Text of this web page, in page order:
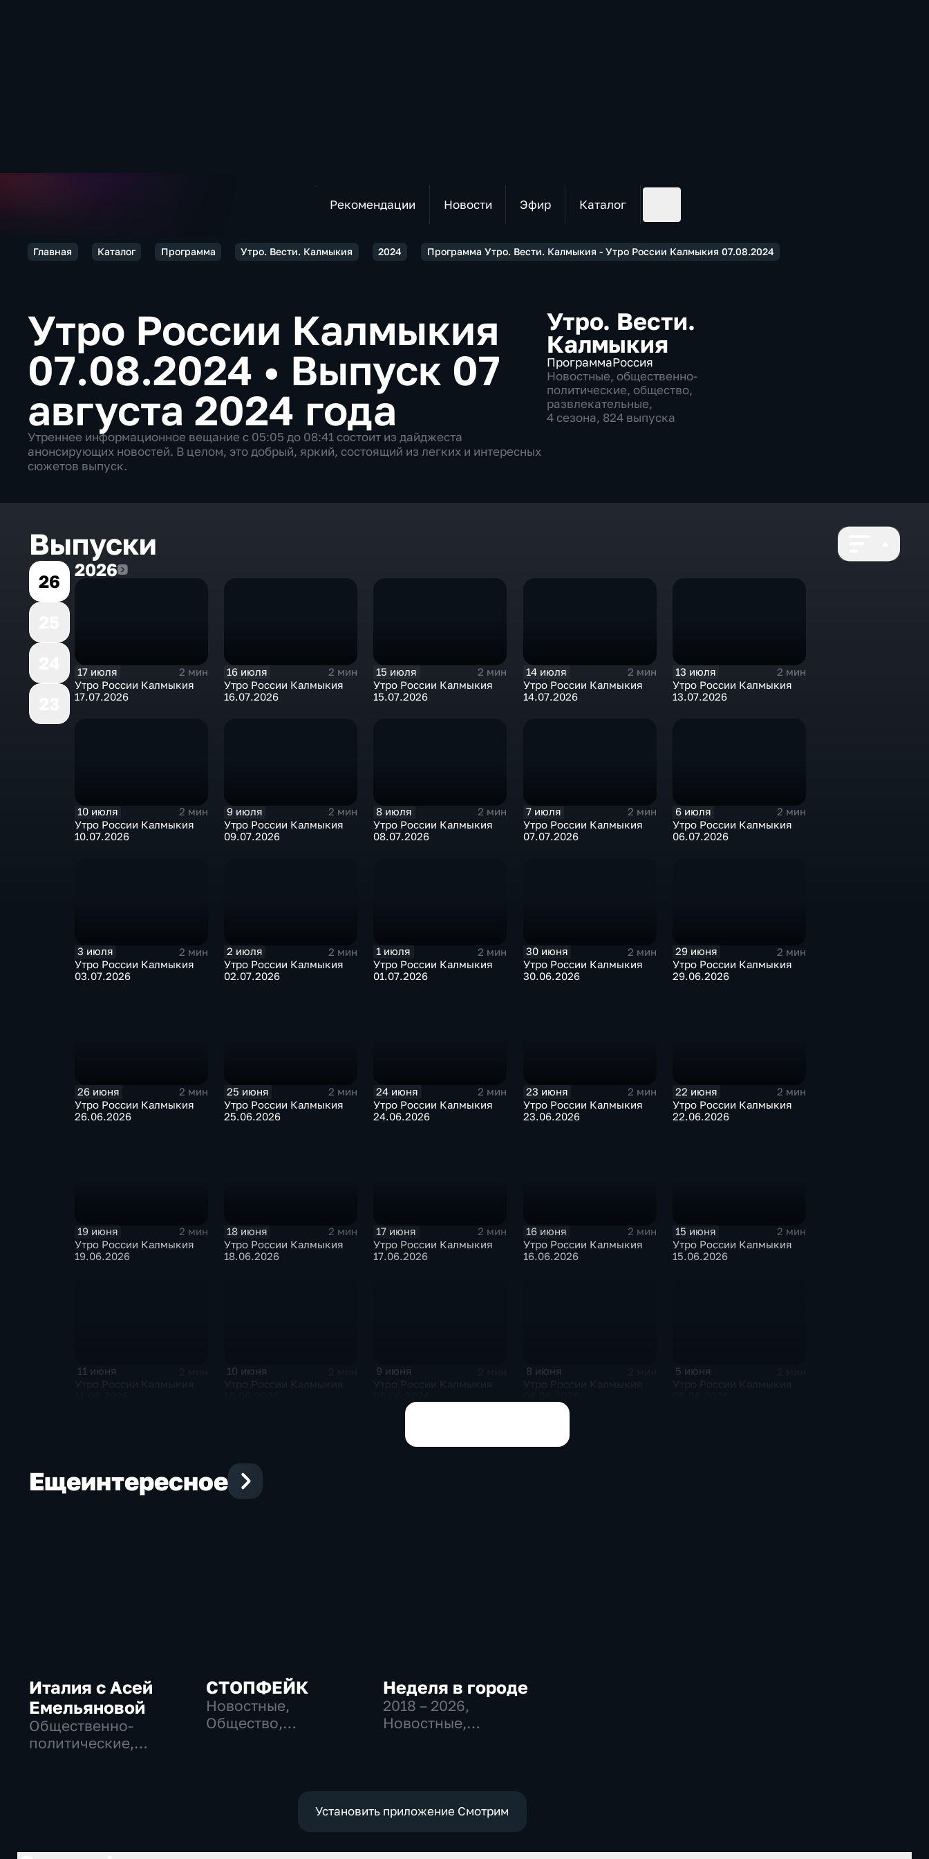
Рекомендации Новости Эфир Каталог
Главная Каталог Программа Утро. Вести. Калмыкия 2024 Программа Утро. Вести. Калмыкия - Утро России Калмыкия 07.08.2024
Утро России Калмыкия
07.08.2024 • Выпуск 07
августа 2024 года
Утреннее информационное вещание c 05:05 до 08:41 состоит из дайджеста
анонсирующих новостей. В целом, это добрый, яркий, состоящий из легких и интересных
сюжетов выпуск.
Утро. Вести.
Калмыкия
ПрограммаРоссия
Новостные, общественно-
политические, общество,
развлекательные,
4 сезона, 824 выпуска
Выпуски
26
20262026
17 июля
2 мин
Утро России Калмыкия
17.07.2026
16 июля
2 мин
Утро России Калмыкия
16.07.2026
15 июля
2 мин
Утро России Калмыкия
15.07.2026
14 июля
2 мин
Утро России Калмыкия
14.07.2026
13 июля
2 мин
Утро России Калмыкия
13.07.2026
10 июля
2 мин
Утро России Калмыкия
10.07.2026
9 июля
2 мин
Утро России Калмыкия
09.07.2026
8 июля
2 мин
Утро России Калмыкия
08.07.2026
7 июля
2 мин
Утро России Калмыкия
07.07.2026
6 июля
2 мин
Утро России Калмыкия
06.07.2026
3 июля
2 мин
Утро России Калмыкия
03.07.2026
2 июля
2 мин
Утро России Калмыкия
02.07.2026
1 июля
2 мин
Утро России Калмыкия
01.07.2026
30 июня
2 мин
Утро России Калмыкия
30.06.2026
29 июня
2 мин
Утро России Калмыкия
29.06.2026
26 июня
2 мин
Утро России Калмыкия
26.06.2026
25 июня
2 мин
Утро России Калмыкия
25.06.2026
24 июня
2 мин
Утро России Калмыкия
24.06.2026
23 июня
2 мин
Утро России Калмыкия
23.06.2026
22 июня
2 мин
Утро России Калмыкия
22.06.2026
19 июня
2 мин
Утро России Калмыкия
19.06.2026
18 июня
2 мин
Утро России Калмыкия
18.06.2026
17 июня
2 мин
Утро России Калмыкия
17.06.2026
16 июня
2 мин
Утро России Калмыкия
16.06.2026
15 июня
2 мин
Утро России Калмыкия
15.06.2026
11 июня 10 июня 9 июня 8 июня 5 июня
Ещеинтересное
Италия с Асей
Емельяновой
Общественно-
политические,
СТОПФЕЙК
Новостные,
Общество,
Неделя в городе
2018 – 2026,
Новостные,
Установить приложение Смотрим